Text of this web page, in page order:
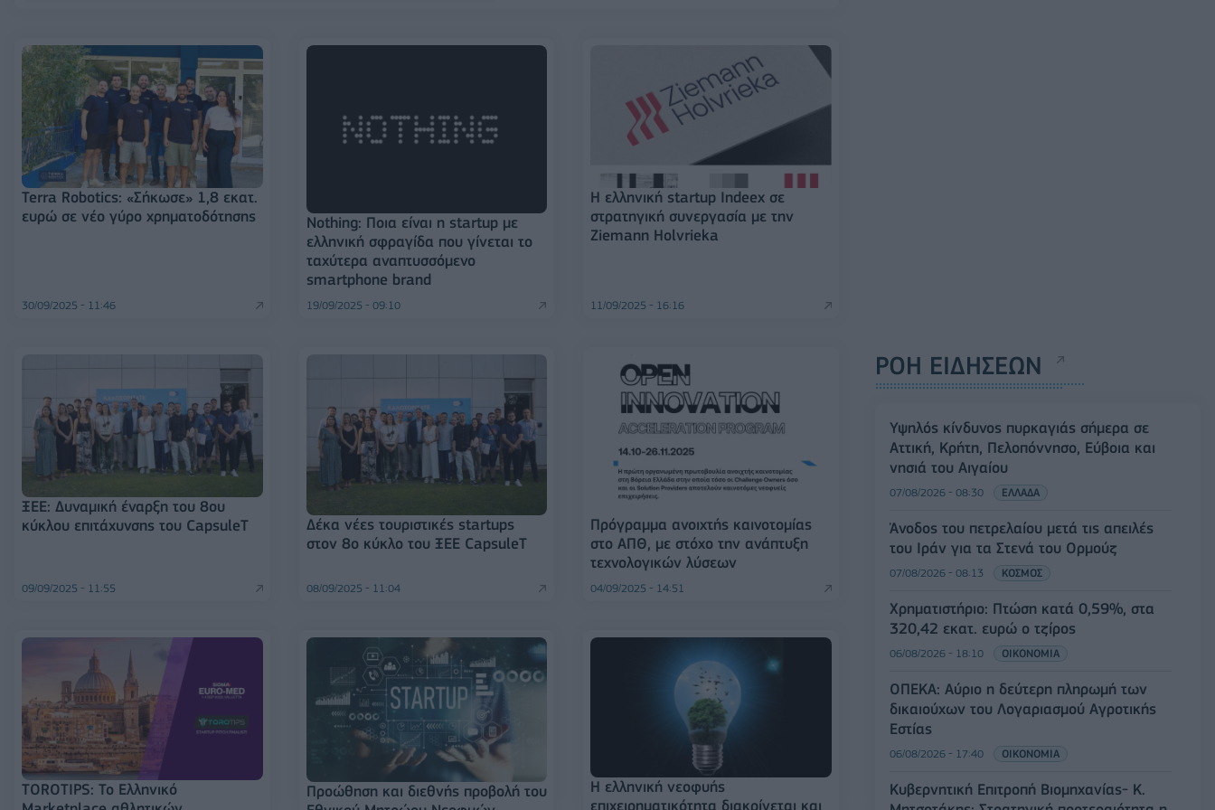
Terra Robotics: «Σήκωσε» 1,8 εκατ.
ευρώ σε νέο γύρο χρηματοδότησης
30/09/2025 - 11:46
Nothing: Ποια είναι η startup με
ελληνική σφραγίδα που γίνεται το
ταχύτερα αναπτυσσόμενο
smartphone brand
19/09/2025 - 09:10
Η ελληνική startup Indeex σε
στρατηγική συνεργασία με την
Ziemann Holvrieka
11/09/2025 - 16:16
ΞΕΕ: Δυναμική έναρξη του 8ου
κύκλου επιτάχυνσης του CapsuleT
09/09/2025 - 11:55
Δέκα νέες τουριστικές startups
στον 8ο κύκλο του ΞΕΕ CapsuleT
08/09/2025 - 11:04
Πρόγραμμα ανοιχτής καινοτομίας
στο ΑΠΘ, με στόχο την ανάπτυξη
τεχνολογικών λύσεων
04/09/2025 - 14:51
TOROTIPS: Το Ελληνικό
Προώθηση και διεθνής προβολή του
Η ελληνική νεοφυής
επιχειρηματικότητα διακρίνεται και
ΡΟΗ ΕΙΔΗΣΕΩΝ
Υψηλός κίνδυνος πυρκαγιάς σήμερα σε
Αττική, Κρήτη, Πελοπόννησο, Εύβοια και
νησιά του Αιγαίου
07/08/2026 - 08:30 ΕΛΛΑΔΑ
Άνοδος του πετρελαίου μετά τις απειλές
του Ιράν για τα Στενά του Ορμούζ
07/08/2026 - 08:13 ΚΟΣΜΟΣ
Χρηματιστήριο: Πτώση κατά 0,59%, στα
320,42 εκατ. ευρώ ο τζίρος
06/08/2026 - 18:10 ΟΙΚΟΝΟΜΙΑ
ΟΠΕΚΑ: Αύριο η δεύτερη πληρωμή των
δικαιούχων του Λογαριασμού Αγροτικής
Εστίας
06/08/2026 - 17:40 ΟΙΚΟΝΟΜΙΑ
Κυβερνητική Επιτροπή Βιομηχανίας- Κ.